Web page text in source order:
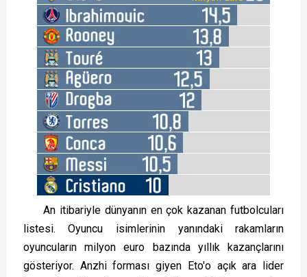
An itibariyle dünyanın en çok kazanan futbolcuları
listesi. Oyuncu isimlerinin yanındaki rakamların
oyuncuların milyon euro bazında yıllık kazançlarını
gösteriyor. Anzhi forması giyen Eto'o açık ara lider